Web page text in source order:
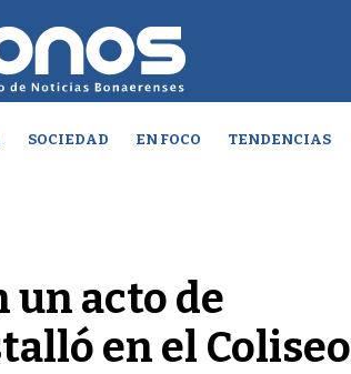
SOCIEDAD EN FOCO TENDENCIAS
un acto de
en el Coliseo